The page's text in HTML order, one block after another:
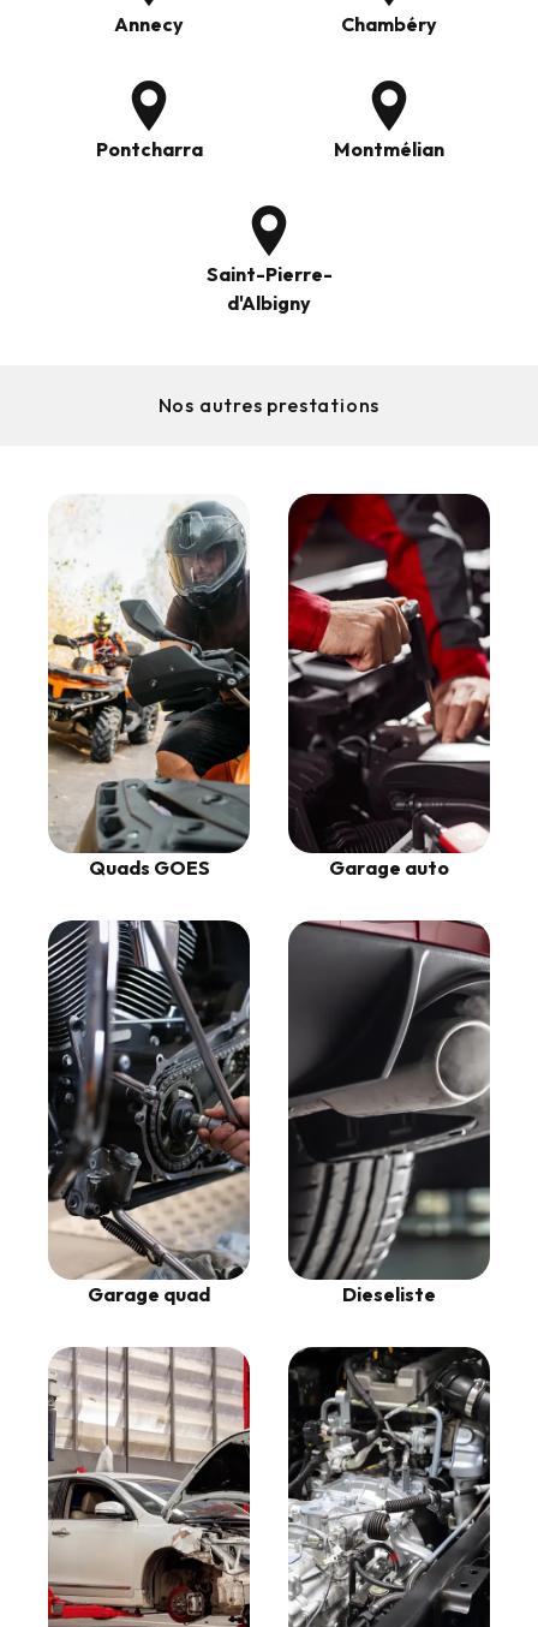
Annecy Chambéry
Pontcharra Montmélian
Saint-Pierre-
d'Albigny
Nos autres prestations
Quads GOES Garage auto
Garage quad Dieseliste